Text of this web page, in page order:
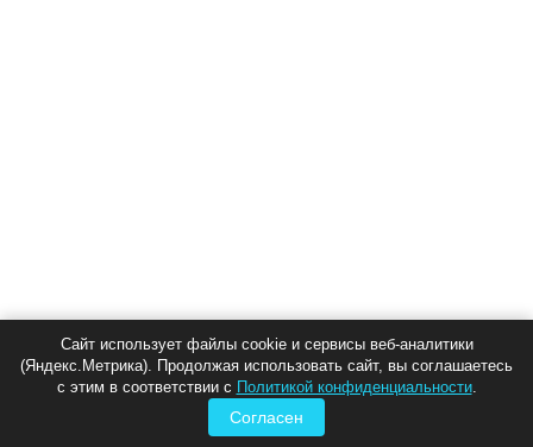
Сайт использует файлы cookie и сервисы веб-аналитики
(Яндекс.Метрика). Продолжая использовать сайт, вы соглашаетесь
с этим в соответствии с Политикой конфиденциальности.
Согласен